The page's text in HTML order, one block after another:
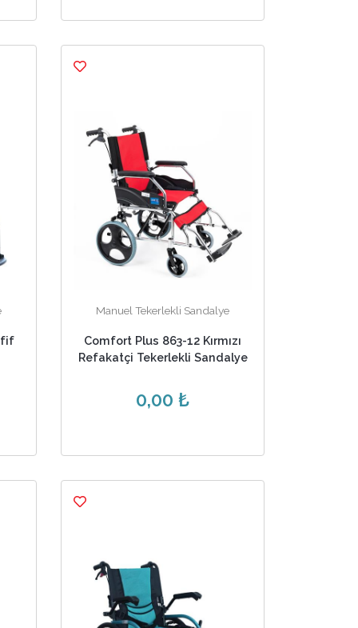
Manuel Tekerlekli Sandalye
Comfort Plus 863-12 Kırmızı
Refakatçi Tekerlekli Sandalye
0,00 ₺